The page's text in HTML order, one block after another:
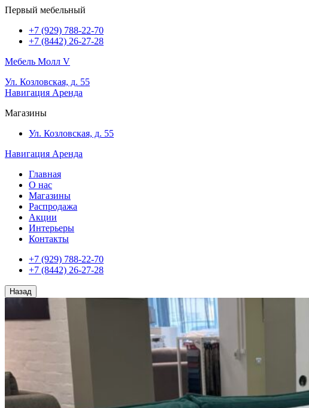
Первый мебельный
+7 (929) 788-22-70
+7 (8442) 26-27-28
Мебель Молл V
Ул. Козловская, д. 55
Навигация Аренда
Магазины
Ул. Козловская, д. 55
Навигация Аренда
Главная
О нас
Магазины
Распродажа
Акции
Интерьеры
Контакты
+7 (929) 788-22-70
+7 (8442) 26-27-28
Назад